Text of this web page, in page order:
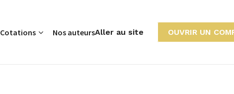
Cotations Nos auteursAller au site OUVRIR UN